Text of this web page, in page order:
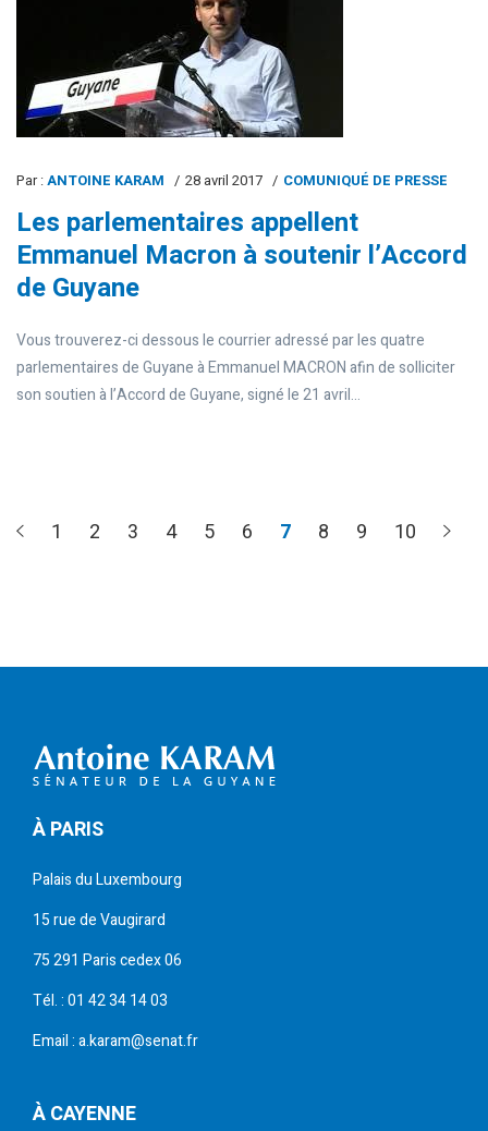
Par :ANTOINE KARAM 28 avril 2017 COMUNIQUÉ DE PRESSE
Les parlementaires appellent
Emmanuel Macron à soutenir l’Accord
de Guyane
Vous trouverez-ci dessous le courrier adressé par les quatre
parlementaires de Guyane à Emmanuel MACRON afin de solliciter
son soutien à l’Accord de Guyane, signé le 21 avril...
1 2 3 4 5 6 7(current)
8 9 10
À PARIS
Palais du Luxembourg
15 rue de Vaugirard
75 291 Paris cedex 06
Tél. : 01 42 34 14 03
Email : a.karam@senat.fr
À CAYENNE